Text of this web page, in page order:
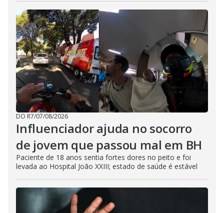
DO R7/07/08/2026
Influenciador ajuda no socorro
de jovem que passou mal em BH
Paciente de 18 anos sentia fortes dores no peito e foi
levada ao Hospital João XXIII; estado de saúde é estável